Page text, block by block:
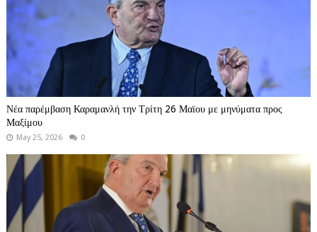
Νέα παρέμβαση Καραμανλή την Τρίτη 26 Μαϊου με μηνύματα προς
Μαξίμου
May 25, 2026 0